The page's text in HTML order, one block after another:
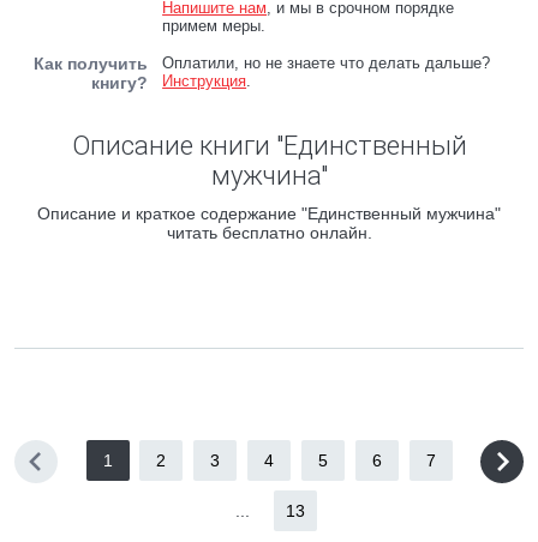
Напишите нам, и мы в срочном порядке
примем меры.
Как получить
книгу?
Оплатили, но не знаете что делать дальше?
Инструкция.
Описание книги "Единственный
мужчина"
Описание и краткое содержание "Единственный мужчина"
читать бесплатно онлайн.
1 2 3 4 5 6 7
13